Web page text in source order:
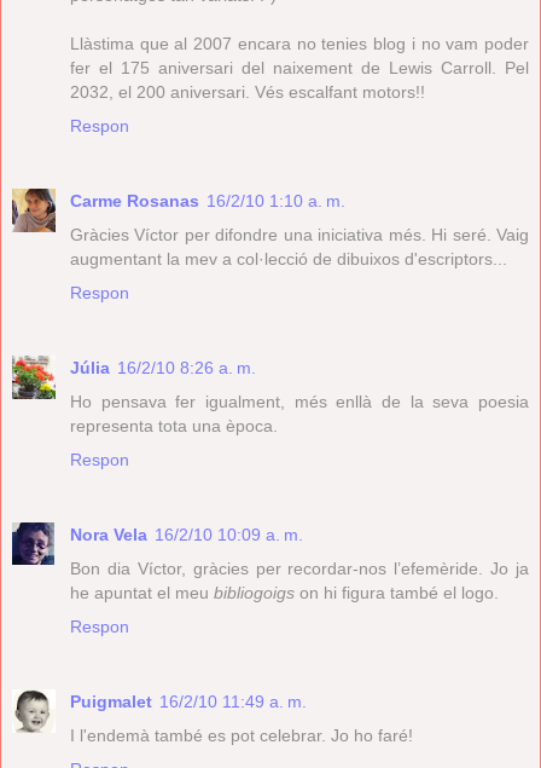
Llàstima que al 2007 encara no tenies blog i no vam poder
fer el 175 aniversari del naixement de Lewis Carroll. Pel
2032, el 200 aniversari. Vés escalfant motors!!
Respon
Carme Rosanas 16/2/10 1:10 a. m.
Gràcies Víctor per difondre una iniciativa més. Hi seré. Vaig
augmentant la mev a col·lecció de dibuixos d'escriptors...
Respon
Júlia 16/2/10 8:26 a. m.
Ho pensava fer igualment, més enllà de la seva poesia
representa tota una època.
Respon
Nora Vela 16/2/10 10:09 a. m.
Bon dia Víctor, gràcies per recordar-nos l’efemèride. Jo ja
he apuntat el meu bibliogoigs on hi figura també el logo.
Respon
Puigmalet 16/2/10 11:49 a. m.
I l'endemà també es pot celebrar. Jo ho faré!